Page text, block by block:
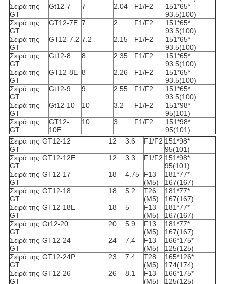
Σειρά της
GT
Gt12-7 7 2.04 F1/F2
151*65*
93.5(100)
Σειρά της
GT
GT12-7E 7 2 F1/F2
151*65*
93.5(100)
Σειρά της
GT
GT12-7.2 7.2 2.15 F1/F2
151*65*
93.5(100)
Σειρά της
GT
Gt12-8 8 2.35 F1/F2
151*65*
93.5(100)
Σειρά της
GT
GT12-8E 8 2.26 F1/F2
151*65*
93.5(100)
Σειρά της
GT
Gt12-9 9 2.55 F1/F2
151*65*
93.5(100)
Σειρά της
GT
Gt12-10 10 3.2 F1/F2
151*98*
95(101)
Σειρά της
GT
GT12-
10E
10 3 F1/F2
151*98*
95(101)
Σειρά της
GT
GT12-12 12 3.6 F1/F2 151*98*
95(101)
Σειρά της
GT
GT12-12E 12 3.3 F1/F2 151*98*
95(101)
Σειρά της
GT
GT12-17 18 4.75
F13
(M5)
181*77*
167(167)
Σειρά της
GT
GT12-18 18 5.2
T26
(M5)
181*77*
167(167)
Σειρά της
GT
GT12-18E 18 5
F13
(M5)
181*77*
167(167)
Σειρά της
GT
Gt12-20 20 5.9
F13
(M5)
181*77*
167(167)
Σειρά της
GT
GT12-24 24 7.4
F13
(M5)
166*175*
125(125)
Σειρά της
GT
GT12-24P 23 7.4
T28
(M5)
165*126*
174(174)
Σειρά της
GT
GT12-26 26 8.1
F13
(M5)
166*175*
125(125)